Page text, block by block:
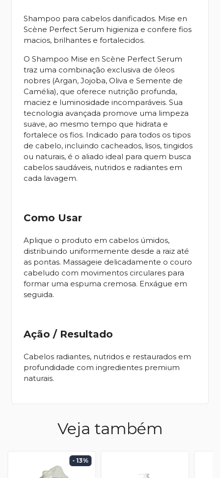
Shampoo para cabelos danificados. Mise en
Scène Perfect Serum higieniza e confere fios
macios, brilhantes e fortalecidos.
O Shampoo Mise en Scène Perfect Serum
traz uma combinação exclusiva de óleos
nobres (Argan, Jojoba, Oliva e Semente de
Camélia), que oferece nutrição profunda,
maciez e luminosidade incomparáveis. Sua
tecnologia avançada promove uma limpeza
suave, ao mesmo tempo que hidrata e
fortalece os fios. Indicado para todos os tipos
de cabelo, incluindo cacheados, lisos, tingidos
ou naturais, é o aliado ideal para quem busca
cabelos saudáveis, nutridos e radiantes em
cada lavagem.
Como Usar
Aplique o produto em cabelos úmidos,
distribuindo uniformemente desde a raiz até
as pontas. Massageie delicadamente o couro
cabeludo com movimentos circulares para
formar uma espuma cremosa. Enxágue em
seguida.
Ação / Resultado
Cabelos radiantes, nutridos e restaurados em
profundidade com ingredientes premium
naturais.
Veja também
- 13%